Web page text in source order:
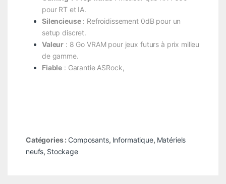
pour RT et IA.
Silencieuse: Refroidissement 0dB pour un
setup discret.
Valeur : 8 Go VRAM pour jeux futurs à prix milieu
de gamme.
Fiable : Garantie ASRock,
Catégories : Composants, Informatique, Matériels
neufs, Stockage